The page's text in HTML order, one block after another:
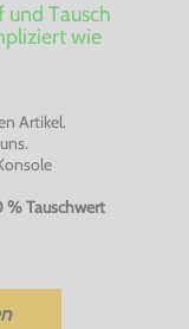
und Tausch
wie
Artikel.
% Tauschwert